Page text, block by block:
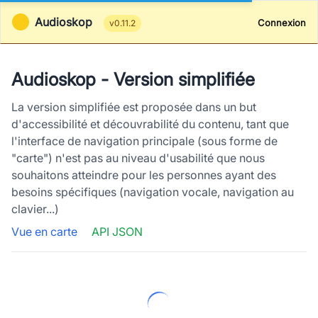
Audioskop v0.11.2 Connexion
Audioskop - Version simplifiée
La version simplifiée est proposée dans un but
d'accessibilité et découvrabilité du contenu, tant que
l'interface de navigation principale (sous forme de
"carte") n'est pas au niveau d'usabilité que nous
souhaitons atteindre pour les personnes ayant des
besoins spécifiques (navigation vocale, navigation au
clavier...)
Vue en carte
API JSON